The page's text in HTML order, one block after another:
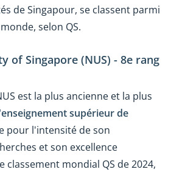
de Singapour, se classent parmi
selon QS.
of Singapore (NUS) - 8e rang
est la plus ancienne et la plus
supérieur de
pour l'intensité de son
et son excellence
classement mondial QS de 2024,